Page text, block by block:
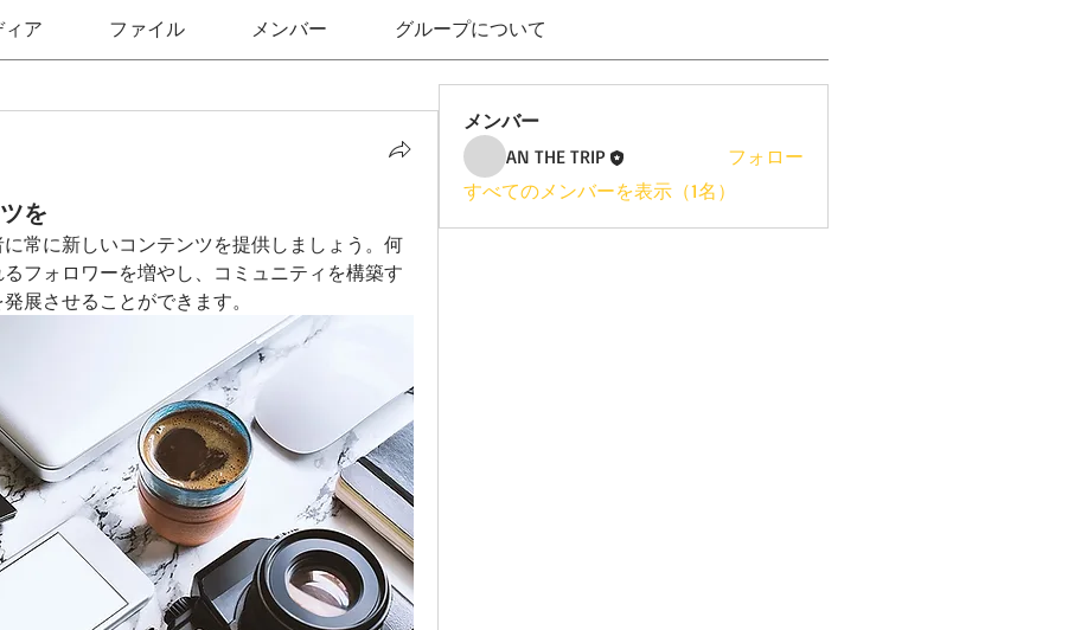
ィア ファイル メンバー グループについて
を
常に新しいコンテンツを提供しましょう。何
フォロワーを増やし、コミュニティを構築す
展させることができます。
メンバー
AN THE TRIP
フォロー
すべてのメンバーを表示（1名）